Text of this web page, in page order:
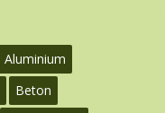
Aluminium
Beton